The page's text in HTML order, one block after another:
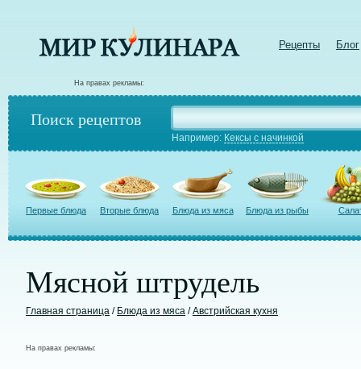
Рецепты Блог
На правах рекламы:
Поиск рецептов
Например: Кексы с начинкой
Первые блюда Вторые блюда Блюда из мяса Блюда из рыбы
Мясной штрудель
Главная страница / Блюда из мяса /Австрийская кухня
На правах рекламы: